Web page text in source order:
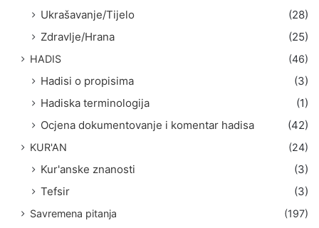
Ukrašavanje/Tijelo
(28)
Zdravlje/Hrana
(25)
HADIS (46)
Hadisi o propisima
(3)
Hadiska terminologija
(1)
Ocjena dokumentovanje i komentar hadisa
(42)
KUR'AN (24)
Kur'anske znanosti
(3)
Tefsir
(3)
Savremena pitanja
(197)